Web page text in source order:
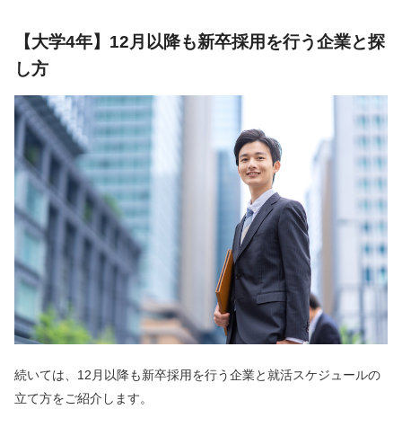
【大学4年】12月以降も新卒採用を行う企業と探
し方
続いては、12月以降も新卒採用を行う企業と就活スケジュールの
立て方をご紹介します。